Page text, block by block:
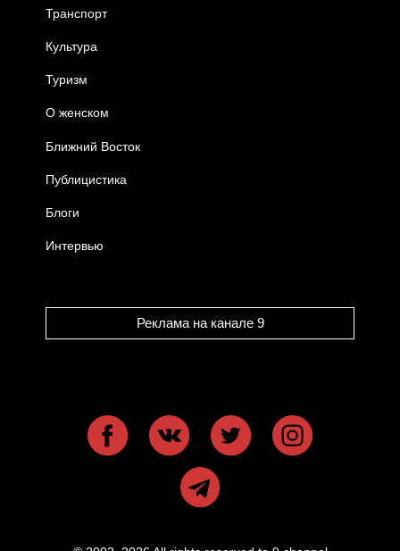
Транспорт
Культура
Туризм
О женском
Ближний Восток
Публицистика
Блоги
Интервью
Реклама на канале 9